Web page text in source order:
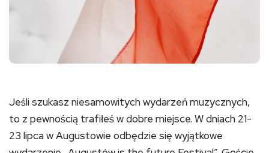
Jeśli szukasz niesamowitych wydarzeń muzycznych,
to z pewnością trafiłeś w dobre miejsce. W dniach 21-
23 lipca w Augustowie odbędzie się wyjątkowe